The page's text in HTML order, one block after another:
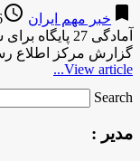
bookmark خبر مهم ایران access_time
آمادگی 27
گزارش مركز اطلاع
View article...
Search …
مدیر :